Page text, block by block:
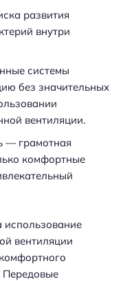
развития
внутри
системы
без значительных
вентиляции.
— грамотная
комфортные
использование
вентиляции
Передовые